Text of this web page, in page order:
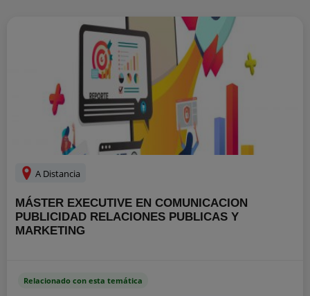
A Distancia
MÁSTER EXECUTIVE EN COMUNICACION
PUBLICIDAD RELACIONES PUBLICAS Y
MARKETING
Relacionado con esta temática